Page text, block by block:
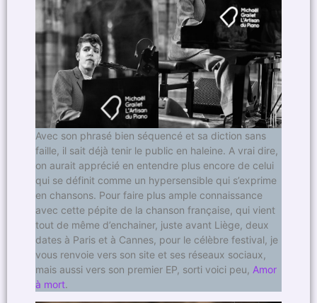
Avec son phrasé bien séquencé et sa diction sans
faille, il sait déjà tenir le public en haleine. A vrai dire,
on aurait apprécié en entendre plus encore de celui
qui se définit comme un hypersensible qui s’exprime
en chansons. Pour faire plus ample connaissance
avec cette pépite de la chanson française, qui vient
tout de même d’enchainer, juste avant Liège, deux
dates à Paris et à Cannes, pour le célèbre festival, je
vous renvoie vers son site et ses réseaux sociaux,
mais aussi vers son premier EP, sorti voici peu, Amor
à mort.